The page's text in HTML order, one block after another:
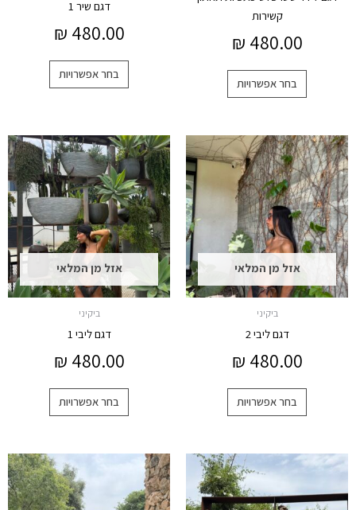
קשירות
₪ 480.00
בחר אפשרויות
דגם שיר 1
₪ 480.00
בחר אפשרויות
אזל מן המלאי
ביקיני
דגם ליבי 2
₪ 480.00
בחר אפשרויות
למוצר
זה
מספר
לבחור
האפשרויות
אזל מן המלאי
ביקיני
דגם ליבי 1
₪ 480.00
בחר אפשרויות
למוצר
זה
יש
מספר
סוגים.
ניתן
לבחור
האפשרויות
למוצר
זה
יש
למוצר
זה
יש